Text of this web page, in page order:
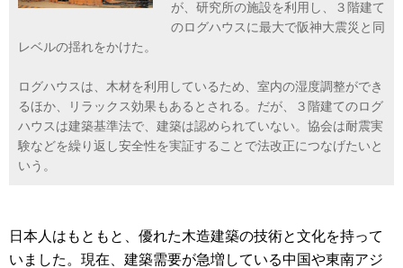
が、研究所の施設を利用し、３階建て
のログハウスに最大で阪神大震災と同
レベルの揺れをかけた。
ログハウスは、木材を利用しているため、室内の湿度調整ができ
るほか、リラックス効果もあるとされる。だが、３階建てのログ
ハウスは建築基準法で、建築は認められていない。協会は耐震実
験などを繰り返し安全性を実証することで法改正につなげたいと
いう。
日本人はもともと、優れた木造建築の技術と文化を持って
いました。現在、建築需要が急増している中国や東南アジ